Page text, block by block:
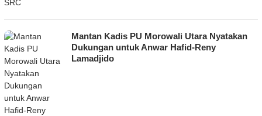
Mantan Kadis PU Morowali Utara Nyatakan
Dukungan untuk Anwar Hafid-Reny
Lamadjido